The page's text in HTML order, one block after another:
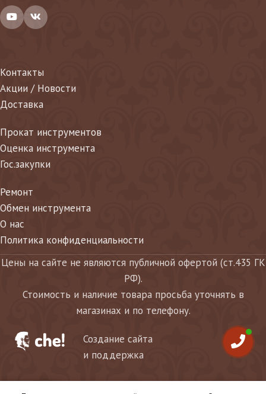
Контакты
Акции / Новости
Доставка
Прокат инструментов
Оценка инструмента
Гос.закупки
Ремонт
Обмен инструмента
О нас
Политика конфиденциальности
Цены на сайте не являются публичной офертой (ст.435 ГК
РФ).
Стоимость и наличие товара просьба уточнять в
магазинах и по телефону.
Создание сайта
и поддержка